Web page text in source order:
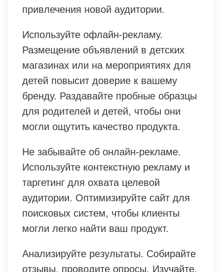
привлечения новой аудитории.
Используйте офлайн-рекламу.
Размещение объявлений в детских
магазинах или на мероприятиях для
детей повысит доверие к вашему
бренду. Раздавайте пробные образцы
для родителей и детей, чтобы они
могли ощутить качество продукта.
Не забывайте об онлайн-рекламе.
Используйте контекстную рекламу и
таргетинг для охвата целевой
аудитории. Оптимизируйте сайт для
поисковых систем, чтобы клиенты
могли легко найти ваш продукт.
Анализируйте результаты. Собирайте
отзывы, проводите опросы. Изучайте,